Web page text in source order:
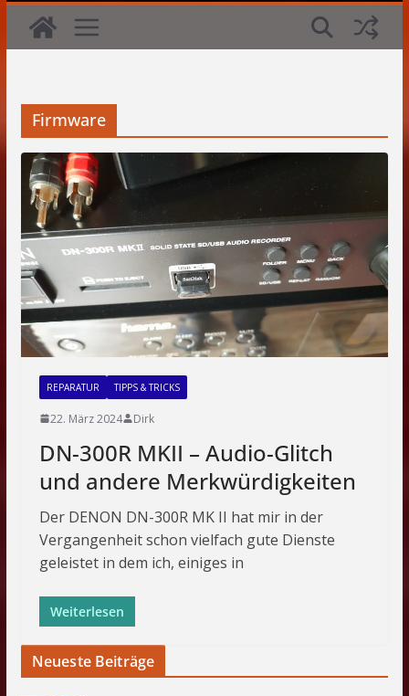
Firmware
REPARATUR TIPPS & TRICKS
22. März 2024 Dirk
DN-300R MKII – Audio-Glitch
und andere Merkwürdigkeiten
Der DENON DN-300R MK II hat mir in der
Vergangenheit schon vielfach gute Dienste
geleistet in dem ich, einiges in
Weiterlesen
Neueste Beiträge